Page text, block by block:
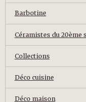
Barbotine
Céramistes du 20ème
Collections
Déco cuisine
Déco maison